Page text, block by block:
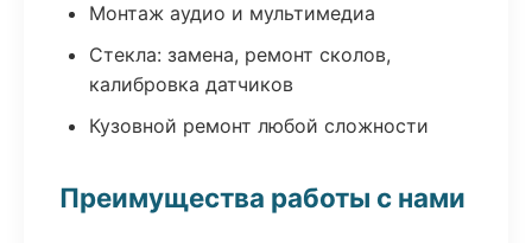
Монтаж аудио и мультимедиа
Стекла: замена, ремонт сколов,
калибровка датчиков
Кузовной ремонт любой сложности
Преимущества работы с нами